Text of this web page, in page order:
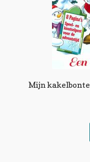
Mijn